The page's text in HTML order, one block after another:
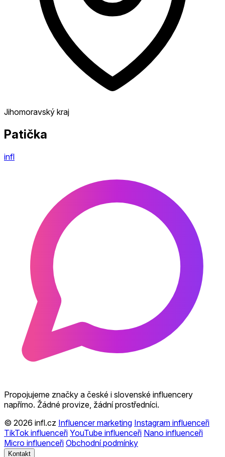
Jihomoravský kraj
Patička
infl
Propojujeme značky a české i slovenské influencery
napřímo. Žádné provize, žádní prostředníci.
© 2026 infl.cz Influencer marketing Instagram influenceři
TikTok influenceři YouTube influenceři Nano influenceři
Micro influenceři Obchodní podmínky
Kontakt